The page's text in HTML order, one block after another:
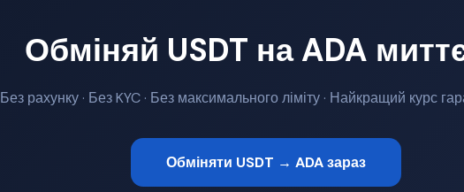
Обміняй USDT на ADA
Без рахунку · Без KYC · Без максимального ліміту · Найкращий курс
Обміняти USDT → ADA зараз